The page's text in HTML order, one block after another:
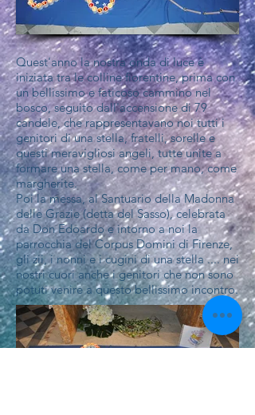
Quest'anno la nostra onda di luce è
iniziata tra le colline fiorentine, prima con
un bellissimo e faticoso cammino nel
bosco, seguito dall'accensione di 79
candele, che rappresentavano noi tutti i
genitori di una stella, fratelli, sorelle e
questi meravigliosi angeli, tutte unite a
formare una stella, come per mano, come
margherite.
Poi la messa, al Santuario della Madonna
delle Grazie (detta del Sasso), celebrata
da Don Edoardo e intorno a noi la
parrocchia del Corpus Domini di Firenze,
gli zii, i nonni e i cugini di una stella .... nei
nostri cuori anche i genitori che non sono
potuti venire a questo bellissimo incontro.